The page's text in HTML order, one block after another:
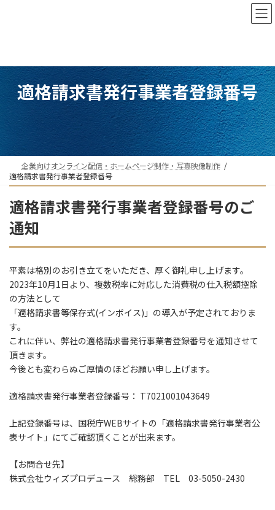
へ
ョ
適格請求書発行事業者登録番号
企業向けオンライン配信・ホームページ制作・写真映像制作
適格請求書発行事業者登録番号
適格請求書発行事業者登録番号のご
通知
平素は格別のお引き立てをいただき、厚く御礼申し上げます。
2023年10月1日より、複数税率に対応した消費税の仕入税額控除
の方法として
「適格請求書等保存式(インボイス)」の導入が予定されておりま
す。
これに伴い、弊社の適格請求書発行事業者登録番号を通知させて
頂きます。
今後とも変わらぬご厚情のほどお願い申し上げます。
適格請求書発行事業者登録番号： T7021001043649
上記登録番号は、国税庁WEBサイトの「適格請求書発行事業者公
表サイト」にてご確認頂くことが出来ます。
【お問合せ先】
株式会社ウィズプロデュース 総務部 TEL 03-5050-2430